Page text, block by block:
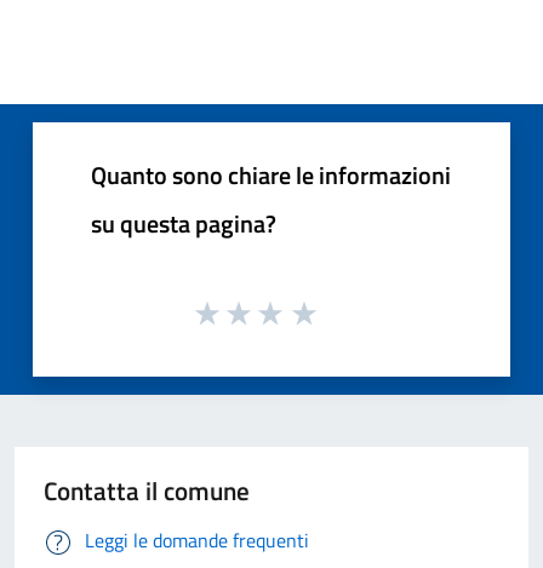
Quanto sono chiare le informazioni
su questa pagina?
Contatta il comune
Leggi le domande frequenti